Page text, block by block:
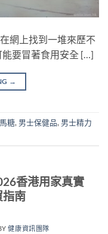
網上找到一堆來歷不
要冒著食用安全 […]
→
糖, 男士保健品, 男士精力
香港用家真實
指南
健康資訊團隊